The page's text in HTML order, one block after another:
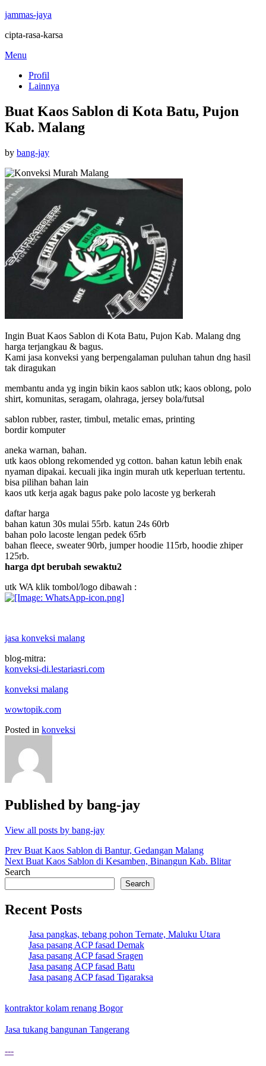
jammas-jaya
cipta-rasa-karsa
Skip
content
Menu
Profil
Lainnya
Buat Kaos Sablon di Kota Batu, Pujon
Kab. Malang
by bang-jayPosted
Ingin Buat Kaos Sablon di Kota Batu, Pujon Kab. Malang dng
harga terjangkau & bagus.
Kami jasa konveksi yang berpengalaman puluhan tahun dng hasil
tak diragukan
membantu anda yg ingin bikin kaos sablon utk; kaos oblong, polo
shirt, komunitas, seragam, olahraga, jersey bola/futsal
sablon rubber, raster, timbul, metalic emas, printing
bordir komputer
aneka warnan, bahan.
utk kaos oblong rekomended yg cotton. bahan katun lebih enak
nyaman dipakai. kecuali jika ingin murah utk keperluan tertentu.
bisa pilihan bahan lain
kaos utk kerja agak bagus pake polo lacoste yg berkerah
daftar harga
bahan katun 30s mulai 55rb. katun 24s 60rb
bahan polo lacoste lengan pedek 65rb
bahan fleece, sweater 90rb, jumper hoodie 115rb, hoodie zhiper
125rb.
harga dpt berubah sewaktu2
utk WA klik tombol/logo dibawah :
jasa konveksi malang
blog-mitra:
konveksi-di.lestariasri.com
konveksi malang
wowtopik.com
Posted in konveksi
Published by bang-jay
View all posts by bang-jay
Post
navigation
Prev Buat Kaos Sablon di Bantur, Gedangan Malang
Next Buat Kaos Sablon di Kesamben, Binangun Kab. Blitar
Search
Search
Recent Posts
Jasa pangkas, tebang pohon Ternate, Maluku Utara
Jasa pasang ACP fasad Demak
Jasa pasang ACP fasad Sragen
Jasa pasang ACP fasad Batu
Jasa pasang ACP fasad Tigaraksa
kontraktor kolam renang Bogor
Jasa tukang bangunan Tangerang
---